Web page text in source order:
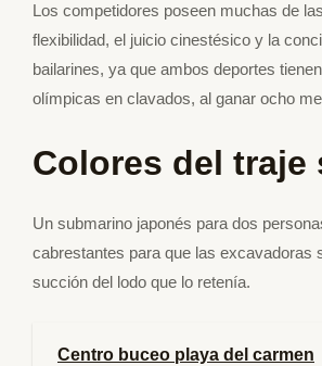
Los competidores poseen muchas de
flexibilidad, el juicio cinestésico y la
bailarines, ya que ambos deportes
olímpicas en clavados, al ganar ocho
Colores del traje
Un submarino japonés para dos
cabrestantes para que las excavadoras
succión del lodo que lo retenía.
Centro buceo playa del carmen